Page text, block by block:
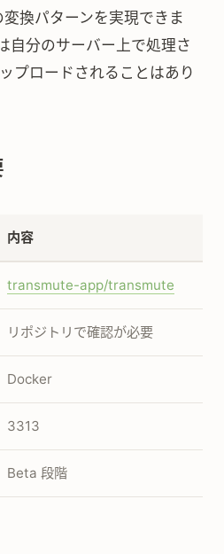
換パターンを実現できま
自分のサーバー上で処理さ
プロードされることはあり
内容
transmute-app/transmute
リポジトリで確認が必要
Docker
3313
Beta 段階